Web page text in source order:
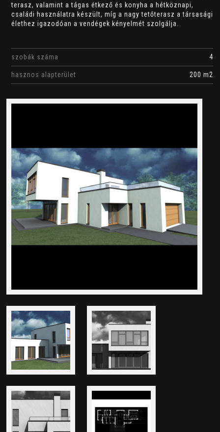
terasz, valamint a tágas étkező és konyha a hétköznapi,
családi használatra készült, míg a nagy tetőterasz a társasági
élethez igazodóan a vendégek kényelmét szolgálja.
szobák száma 4
hasznos alapterület 200 m2